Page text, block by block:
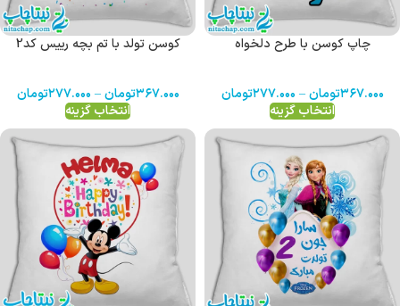
چاپ کوسن با طرح دلخواه
۳۶۷.۰۰۰تومان – ۲۷۷.۰۰۰تومان
انتخاب گزینه
کوسن تولد با تم بچه رییس کد2
۳۶۷.۰۰۰تومان – ۲۷۷.۰۰۰تومان
انتخاب گزینه